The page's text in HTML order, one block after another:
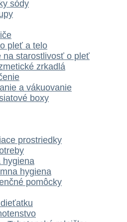
sódy
pleť a telo
na starostlivosť o pleť
zrkadlá
a vákuovanie
boxy
prostriedky
hygiena
hygiena
pomôcky